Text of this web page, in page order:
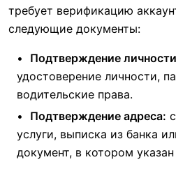
требует верификацию
следующие документы:
Подтверждение
удостоверение личности,
водительские права.
Подтверждение адреса:
услуги, выписка из банка
документ, в котором